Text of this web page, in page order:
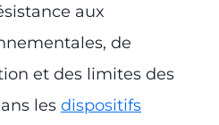
aux
de
et des limites des
les dispositifs